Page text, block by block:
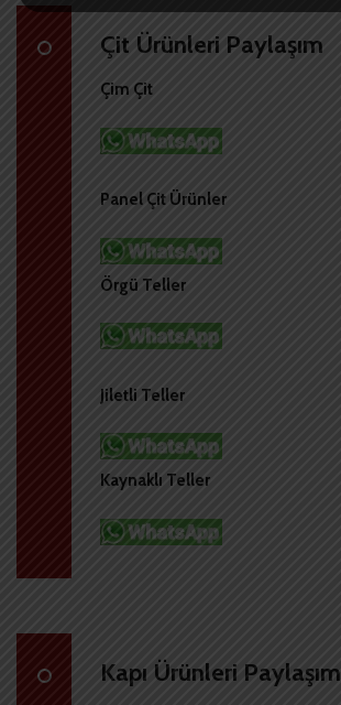
Çit Ürünleri Paylaşım
Çim Çit
Panel Çit Ürünler
Örgü Teller
Jiletli Teller
Kaynaklı Teller
Kapı Ürünleri Paylaşım